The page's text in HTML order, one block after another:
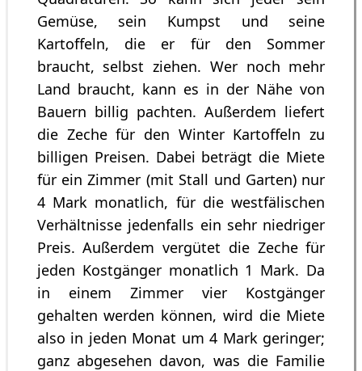
Gemüse, sein Kumpst und seine
Kartoffeln, die er für den Sommer
braucht, selbst ziehen. Wer noch mehr
Land braucht, kann es in der Nähe von
Bauern billig pachten. Außerdem liefert
die Zeche für den Winter Kartoffeln zu
billigen Preisen. Dabei beträgt die Miete
für ein Zimmer (mit Stall und Garten) nur
4 Mark monatlich, für die westfälischen
Verhältnisse jedenfalls ein sehr niedriger
Preis. Außerdem vergütet die Zeche für
jeden Kostgänger monatlich 1 Mark. Da
in einem Zimmer vier Kostgänger
gehalten werden können, wird die Miete
also in jeden Monat um 4 Mark geringer;
ganz abgesehen davon, was die Familie